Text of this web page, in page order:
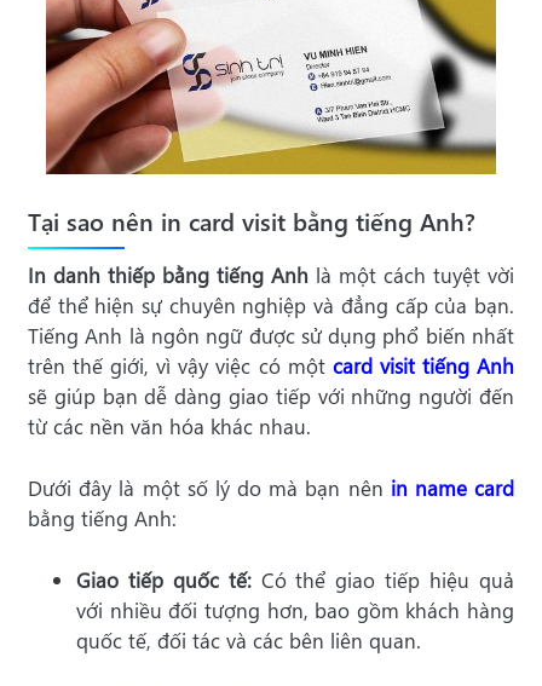
Tại sao nên in card visit bằng tiếng Anh?
In danh thiếp bằng tiếng Anh là một cách tuyệt vời
để thể hiện sự chuyên nghiệp và đẳng cấp của bạn.
Tiếng Anh là ngôn ngữ được sử dụng phổ biến nhất
trên thế giới, vì vậy việc có một card visit tiếng Anh
sẽ giúp bạn dễ dàng giao tiếp với những người đến
từ các nền văn hóa khác nhau.
Dưới đây là một số lý do mà bạn nên in name card
bằng tiếng Anh:
Giao tiếp quốc tế:Có thể giao tiếp hiệu quả
với nhiều đối tượng hơn, bao gồm khách hàng
quốc tế, đối tác và các bên liên quan.